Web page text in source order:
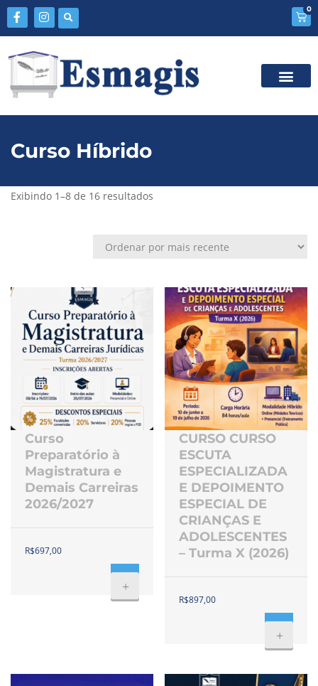
0
Curso Híbrido
Exibindo 1–8 de 16 resultados
Curso
Preparatório à
Magistratura e
Demais Carreiras
2026/2027
R$697,00
+
CURSO CURSO
ESCUTA
ESPECIALIZADA
E DEPOIMENTO
ESPECIAL DE
CRIANÇAS E
ADOLESCENTES
– Turma X (2026)
R$897,00
+